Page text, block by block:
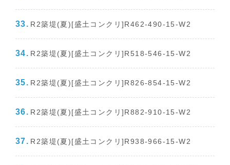
R2築堤(夏)[盛土コンクリ]R462-490-15-W2
R2築堤(夏)[盛土コンクリ]R518-546-15-W2
R2築堤(夏)[盛土コンクリ]R826-854-15-W2
R2築堤(夏)[盛土コンクリ]R882-910-15-W2
R2築堤(夏)[盛土コンクリ]R938-966-15-W2